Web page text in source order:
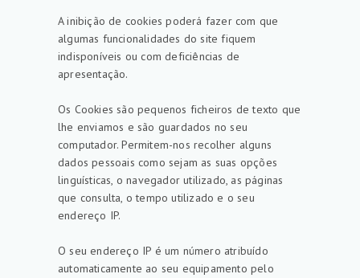
A inibição de cookies poderá fazer com que
algumas funcionalidades do site fiquem
indisponíveis ou com deficiências de
apresentação.
Os Cookies são pequenos ficheiros de texto que
lhe enviamos e são guardados no seu
computador. Permitem-nos recolher alguns
dados pessoais como sejam as suas opções
linguísticas, o navegador utilizado, as páginas
que consulta, o tempo utilizado e o seu
endereço IP.
O seu endereço IP é um número atribuído
automaticamente ao seu equipamento pelo